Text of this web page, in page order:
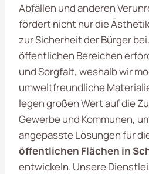
Abfällen und anderen
fördert nicht nur die
zur Sicherheit der Bürger
öffentlichen Bereichen
und Sorgfalt, weshalb wir
umweltfreundliche
legen großen Wert auf die
Gewerbe und Kommunen,
angepasste Lösungen für
öffentlichen Flächen in
entwickeln. Unsere